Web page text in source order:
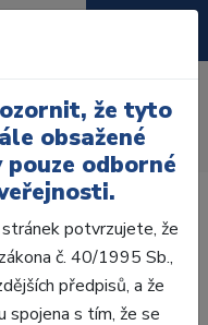
C1
že tyto
obsažené
odborné
potvrzujete, že
č. 40/1995 Sb.,
předpisů, a že
spojena s tím, že se